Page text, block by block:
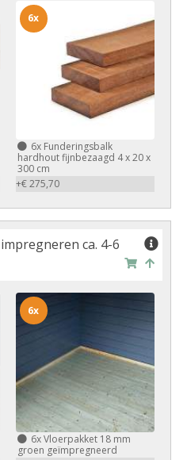
6xFunderingsbalk
hardhout fijnbezaagd 4 x 20 x
300 cm
+€ 275,70
6x
ca. 4-6
6xVloerpakket 18 mm
groen geïmpregneerd
6x